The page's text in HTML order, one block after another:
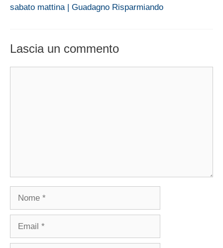
sabato mattina | Guadagno Risparmiando
Lascia un commento
Nome
Email